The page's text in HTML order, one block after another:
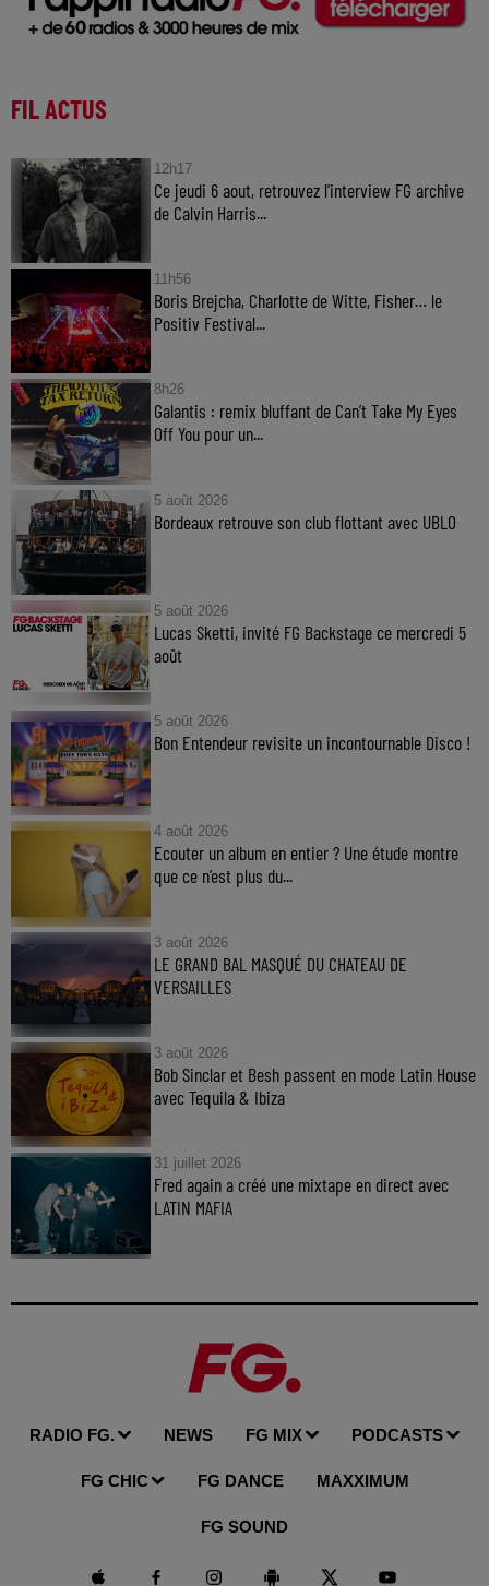
FIL ACTUS
12h17
Ce jeudi 6 aout, retrouvez l'interview FG archive
de Calvin Harris...
11h56
Boris Brejcha, Charlotte de Witte, Fisher… le
Positiv Festival...
8h26
Galantis : remix bluffant de Can’t Take My Eyes
Off You pour un...
5 août 2026
Bordeaux retrouve son club flottant avec UBLO
5 août 2026
Lucas Sketti, invité FG Backstage ce mercredi 5
août
5 août 2026
Bon Entendeur revisite un incontournable Disco !
4 août 2026
Ecouter un album en entier ? Une étude montre
que ce n’est plus du...
3 août 2026
LE GRAND BAL MASQUÉ DU CHATEAU DE
VERSAILLES
3 août 2026
Bob Sinclar et Besh passent en mode Latin House
avec Tequila & Ibiza
31 juillet 2026
Fred again a créé une mixtape en direct avec
LATIN MAFIA
RADIO FG. NEWS FG MIX PODCASTS
FG CHIC FG DANCE MAXXIMUM
FG SOUND